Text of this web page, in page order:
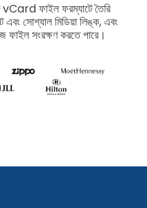
vCard ফাইল ফরম্যাটে তৈরি
এবং সোশ্যাল মিডিয়া লিঙ্ক, এবং
সংরক্ষণ করতে পারে।